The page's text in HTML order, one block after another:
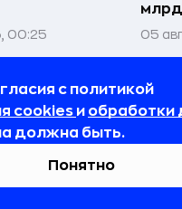
00:25 05
с политикой
cookies и обработки
должна быть.
Понятно